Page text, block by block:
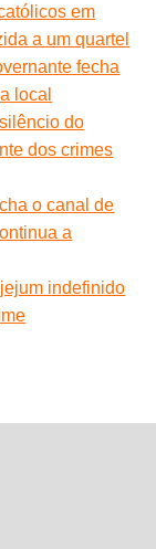
em
a um quartel
fecha
local
do
dos crimes
o canal de
a
indefinido